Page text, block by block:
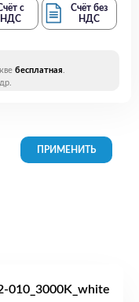
с
НДС
Счёт без
НДС
бесплатная.
010_3000K_white